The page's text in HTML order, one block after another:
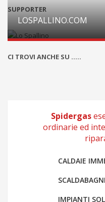
SUPPORTER
LOSPALLINO.COM
CI TROVI ANCHE SU .....
Spidergas
ordinarie ed
CALDAIE
IMPIANTI